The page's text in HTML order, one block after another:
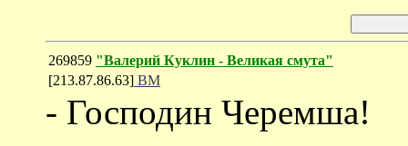
269859 "Валерий Куклин - Великая смута"
[213.87.86.63] ВМ
- Господин Черемша!